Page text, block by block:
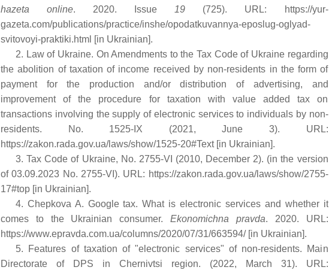
hazeta
online. 2020. Issue 19 (725). URL: https://yur-
gazeta.com/publications/practice/inshe/opodatkuvannya-eposlug-oglyad-
svitovoyi-praktiki.html [in Ukrainian].
2. Law of Ukraine. On Amendments to the Tax Code of Ukraine regarding
the abolition of taxation of income received by non-residents in the form of
payment for the production and/or distribution of advertising, and
improvement of the procedure for taxation with value added tax on
transactions involving the supply of electronic services to individuals by non-
residents. No. 1525-IX (2021, June 3). URL:
https://zakon.rada.gov.ua/laws/show/1525-20#Text [in Ukrainian].
3. Tax Code of Ukraine, No. 2755-VI (2010, December 2). (in the version
of 03.09.2023 No. 2755-VI). URL: https://zakon.rada.gov.ua/laws/show/2755-
17#top [in Ukrainian].
4. Chepkova A. Google tax. What is electronic services and whether it
comes to the Ukrainian consumer.Ekonomichna pravda. 2020. URL:
https://www.epravda.com.ua/columns/2020/07/31/663594/ [in Ukrainian].
5. Features of taxation of "electronic services" of non-residents. Main
Directorate of DPS in Chernivtsi region. (2022, March 31). URL: